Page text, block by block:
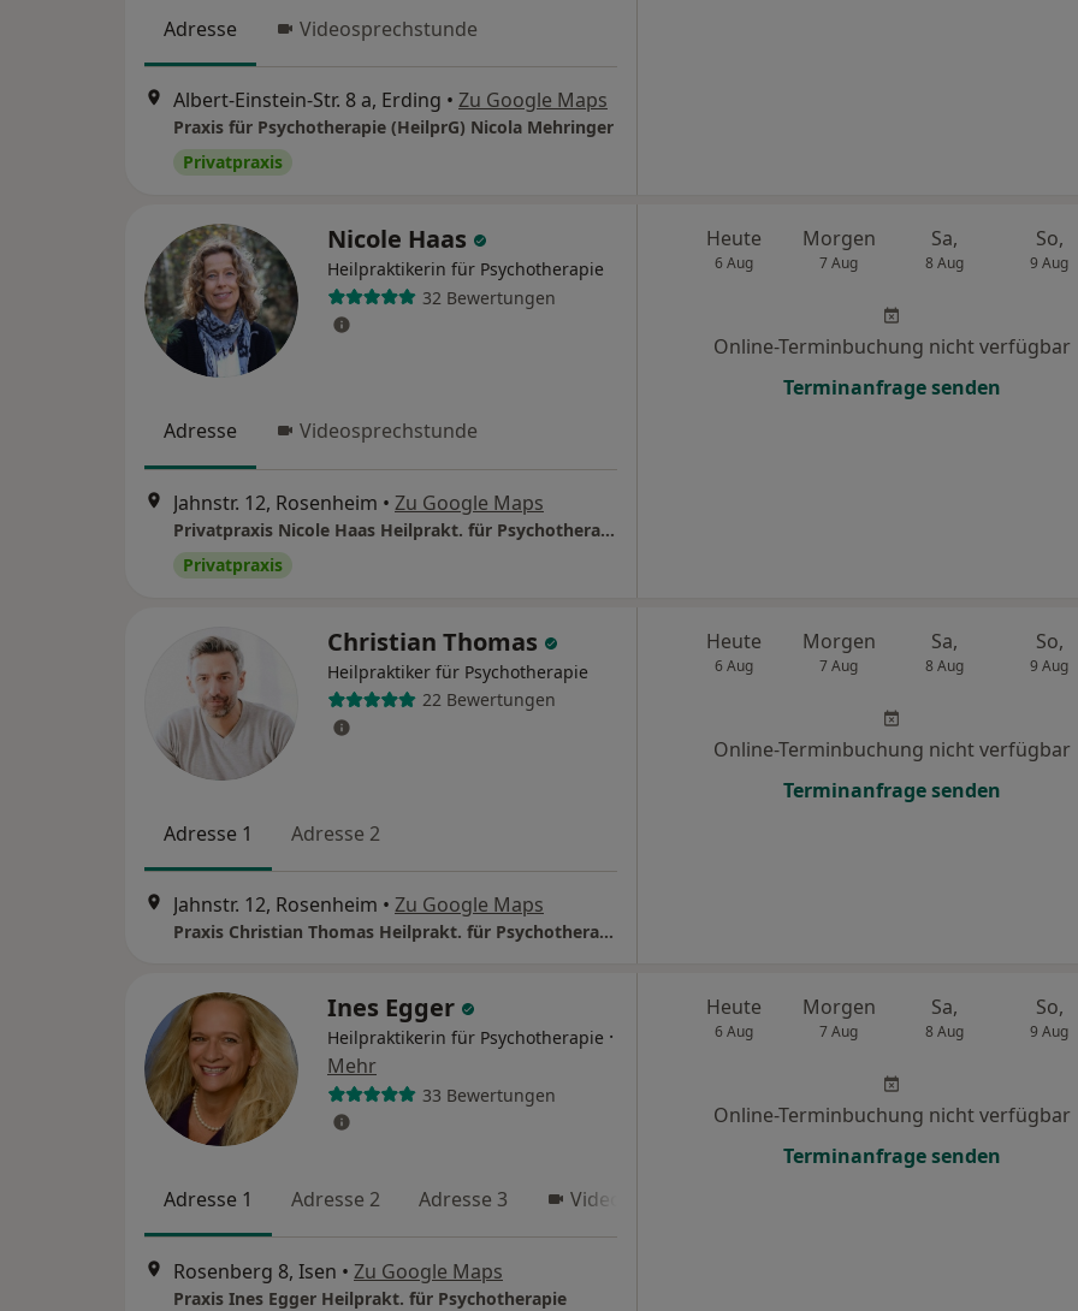
Adresse Videosprechstunde
Albert-Einstein-Str. 8 a, Erding • Zu Google Maps
Praxis für Psychotherapie (HeilprG) Nicola Mehringer
Privatpraxis
Nicole Haas
Heilpraktikerin für Psychotherapie
32 Bewertungen
Adresse Videosprechstunde
Jahnstr. 12, Rosenheim • Zu Google Maps
Privatpraxis Nicole Haas Heilprakt. für Psychotherapie
Privatpraxis
Heute
6 Aug
Morgen
7 Aug
Sa,
8 Aug
So,
9 Aug
Online-Terminbuchung nicht verfügbar
Terminanfrage senden
Christian Thomas
Heilpraktiker für Psychotherapie
22 Bewertungen
Adresse 1 Adresse 2
Jahnstr. 12, Rosenheim • Zu Google Maps
Praxis Christian Thomas Heilprakt. für Psychotherapie
Heute
6 Aug
Morgen
7 Aug
Sa,
8 Aug
So,
9 Aug
Online-Terminbuchung nicht verfügbar
Terminanfrage senden
Ines Egger
Heilpraktikerin für Psychotherapie ·
Mehr
33 Bewertungen
Adresse 1 Adresse 2 Adresse 3 Videosprechstunde
Rosenberg 8, Isen • Zu Google Maps
Praxis Ines Egger Heilprakt. für Psychotherapie
Heute
6 Aug
Morgen
7 Aug
Sa,
8 Aug
So,
9 Aug
Online-Terminbuchung nicht verfügbar
Terminanfrage senden